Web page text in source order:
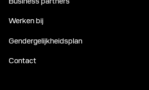
Werken bij
Gendergelijkheidsplan
Contact